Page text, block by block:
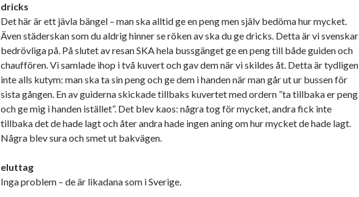
dricks
Det här är ett jävla bängel – man ska alltid ge en peng men själv bedöma hur mycket.
Även städerskan som du aldrig hinner se röken av ska du ge dricks. Detta är vi svenskar
bedrövliga på. På slutet av resan SKA hela bussgänget ge en peng till både guiden och
chauffören. Vi samlade ihop i två kuvert och gav dem när vi skildes åt. Detta är tydligen
inte alls kutym: man ska ta sin peng och ge dem i handen när man går ut ur bussen för
sista gången. En av guiderna skickade tillbaks kuvertet med ordern ”ta tillbaka er peng
och ge mig i handen istället”. Det blev kaos: några tog för mycket, andra fick inte
tillbaka det de hade lagt och åter andra hade ingen aning om hur mycket de hade lagt.
Några blev sura och smet ut bakvägen.
eluttag
Inga problem – de är likadana som i Sverige.